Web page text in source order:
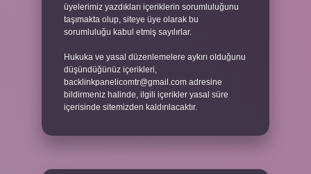
üyelerimiz yazdıkları içeriklerin sorumluluğunu
taşımakta olup, siteye üye olarak bu
sorumluluğu kabul etmiş sayılırlar.
Hukuka ve yasal düzenlemelere aykırı olduğunu
düşündüğünüz içerikleri,
backlinkpanelicomtr@gmail.com adresine
bildirmeniz halinde, ilgili içerikler yasal süre
içerisinde sitemizden kaldırılacaktır.